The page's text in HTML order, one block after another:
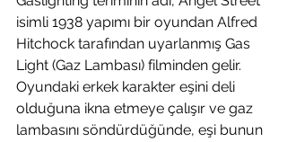
isimli 1938 yapımı bir oyundan Alfred
Hitchock tarafından uyarlanmış Gas
Light (Gaz Lambası) filminden gelir.
Oyundaki erkek karakter eşini deli
olduğuna ikna etmeye çalışır ve gaz
lambasını söndürdüğünde, eşi bunun